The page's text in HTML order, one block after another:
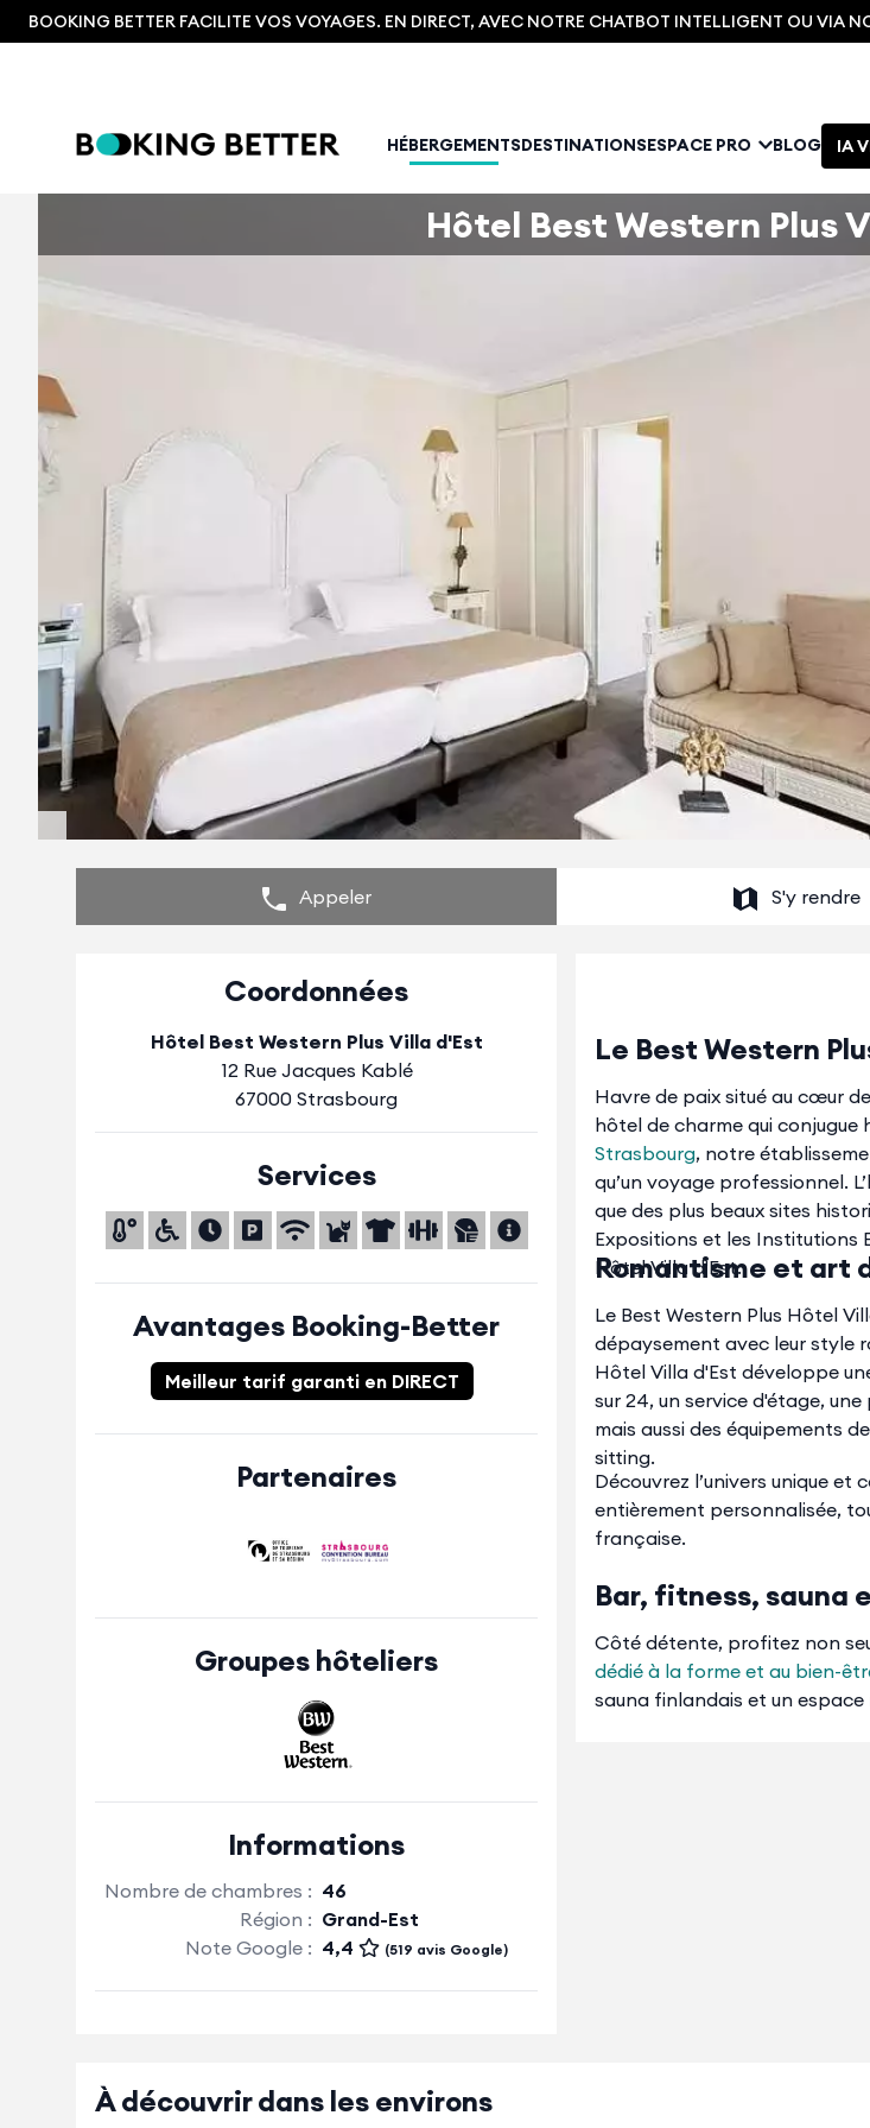
BOOKING BETTER FACILITE VOS VOYAGES. EN DIRECT, AVEC NOTRE CHATBOT INTELLIGENT OU VIA
HÉBERGEMENTSDESTINATIONSESPACE PRO BLOG IA
Hôtel Best Western Plus
Appeler S'y rendre
Coordonnées
Hôtel Best Western Plus Villa d'Est
12 Rue Jacques Kablé
67000 Strasbourg
Services
Avantages Booking-Better
Meilleur tarif garanti en DIRECT
Partenaires
Groupes hôteliers
Informations
Nombre de chambres : 46
Région : Grand-Est
Note Google : 4,4 (519 avis Google)
Le Best Western
Havre de paix situé au cœur
hôtel de charme qui
Strasbourg, notre
qu’un voyage professionnel.
que des plus beaux sites
Expositions et les Institutions
Hôtel Villa d'Est.
Romantisme et art
Le Best Western Plus Hôtel
dépaysement avec leur style
Hôtel Villa d'Est développe
sur 24, un service d'étage,
mais aussi des équipements
sitting.
Découvrez l’univers unique et
entièrement personnalisée,
française.
Bar, fitness, sauna
Côté détente, profitez non
dédié à la forme et au bien-
sauna finlandais et un
À découvrir dans les environs